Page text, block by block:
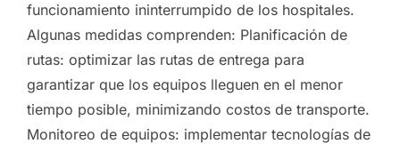
funcionamiento ininterrumpido de los hospitales.
Algunas medidas comprenden: Planificación de
rutas: optimizar las rutas de entrega para
garantizar que los equipos lleguen en el menor
tiempo posible, minimizando costos de transporte.
Monitoreo de equipos: implementar tecnologías de